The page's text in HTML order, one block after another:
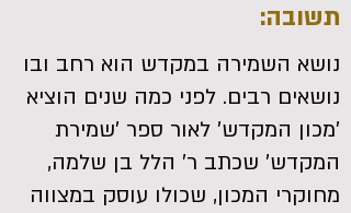
תשובה:
נושא השמירה במקדש הוא רחב ובו
נושאים רבים. לפני כמה שנים הוציא
'מכון המקדש' לאור ספר 'שמירת
המקדש' שכתב ר' הלל בן שלמה,
מחוקרי המכון, שכולו עוסק במצווה